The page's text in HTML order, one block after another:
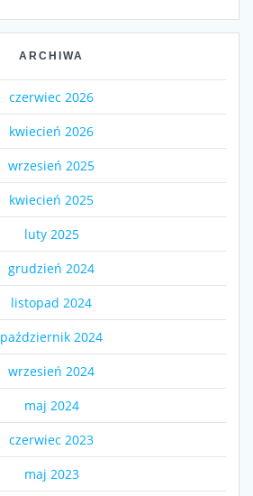
ARCHIWA
czerwiec 2026
kwiecień 2026
wrzesień 2025
kwiecień 2025
luty 2025
grudzień 2024
listopad 2024
październik 2024
wrzesień 2024
maj 2024
czerwiec 2023
maj 2023